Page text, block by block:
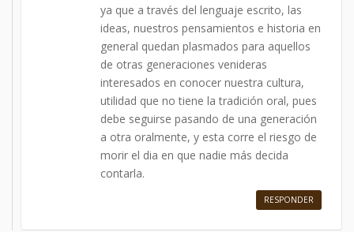
ya que a través del lenguaje escrito, las
ideas, nuestros pensamientos e historia en
general quedan plasmados para aquellos
de otras generaciones venideras
interesados en conocer nuestra cultura,
utilidad que no tiene la tradición oral, pues
debe seguirse pasando de una generación
a otra oralmente, y esta corre el riesgo de
morir el dia en que nadie más decida
contarla.
RESPONDER